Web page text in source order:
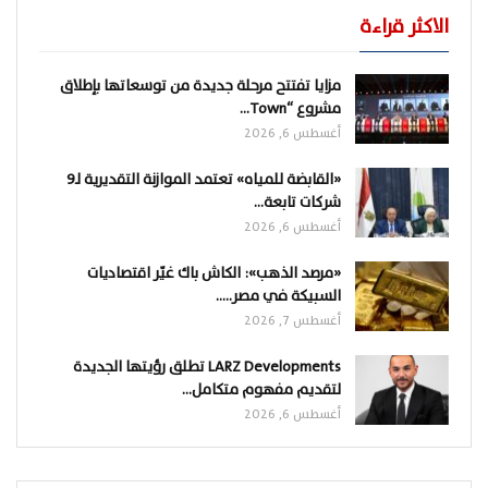
الاكثر قراءة
مزايا تفتتح مرحلة جديدة من توسعاتها بإطلاق
مشروع “Town…
أغسطس 6, 2026
«القابضة للمياه» تعتمد الموازنة التقديرية لـ9
شركات تابعة…
أغسطس 6, 2026
«مرصد الذهب»: الكاش باك غيّر اقتصاديات
السبيكة في مصر..…
أغسطس 7, 2026
LARZ Developments تطلق رؤيتها الجديدة
لتقديم مفهوم متكامل…
أغسطس 6, 2026